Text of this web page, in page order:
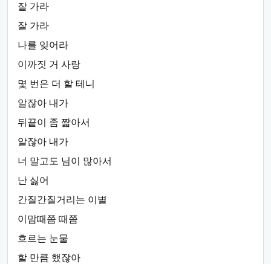
잘 가라
잘 가라
나를 잊어라
이까짓 거 사랑
몇 번은 더 할 테니
알잖아 내가
뒤끝이 좀 짧아서
알잖아 내가
너 말고도 님이 많아서
난 싫어
간질간질거리는 이별
이맘때쯤 때쯤
흐르는 눈물
할 만큼 했잖아